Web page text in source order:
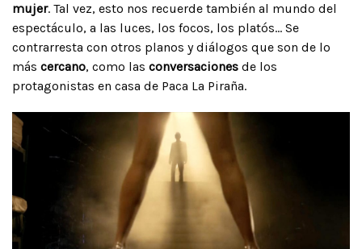
mujer. Tal vez, esto nos recuerde también al mundo del
espectáculo, a las luces, los focos, los platós… Se
contrarresta con otros planos y diálogos que son de lo
más cercano, como las conversaciones de los
protagonistas en casa de Paca La Piraña.